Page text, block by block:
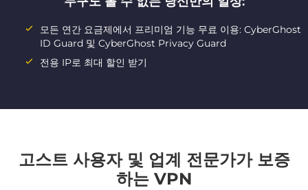
모든 연간 요금제에서 프리미엄 기능 무료 이용: CyberGhost
ID Guard 및 CyberGhost Privacy Guard
전용 IP로 최대 할인 받기
고스트 사용자 및 업계 전문가가 보증
하는 VPN